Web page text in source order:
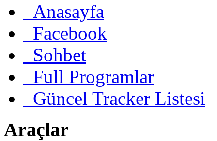
Anasayfa
Facebook
Sohbet
Full Programlar
Güncel Tracker Listesi
Araçlar